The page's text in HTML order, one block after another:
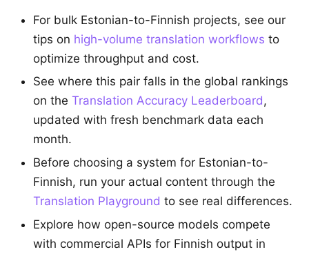
For bulk Estonian-to-Finnish projects, see our
tips on high-volume translation workflows to
optimize throughput and cost.
See where this pair falls in the global rankings
on the Translation Accuracy Leaderboard,
updated with fresh benchmark data each
month.
Before choosing a system for Estonian-to-
Finnish, run your actual content through the
Translation Playground to see real differences.
Explore how open-source models compete
with commercial APIs for Finnish output in